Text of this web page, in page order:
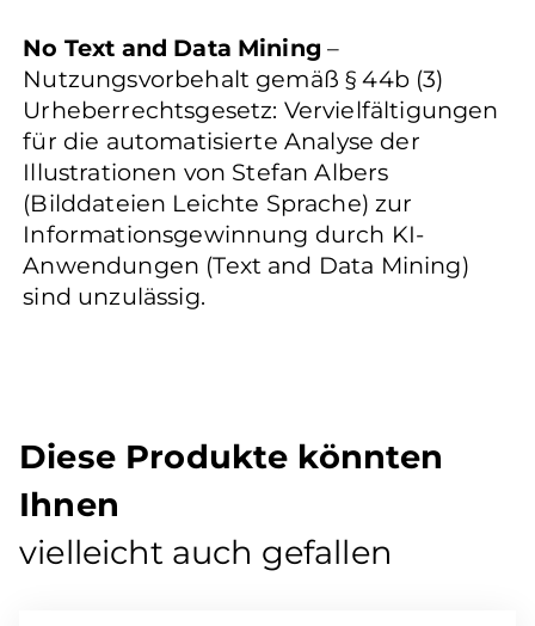
No Text and Data Mining –
Nutzungsvorbehalt gemäß § 44b (3)
Urheberrechtsgesetz: Vervielfältigungen
für die automatisierte Analyse der
Illustrationen von Stefan Albers
(Bilddateien Leichte Sprache) zur
Informationsgewinnung durch KI-
Anwendungen (Text and Data Mining)
sind unzulässig.
Diese Produkte könnten
Ihnen
vielleicht auch gefallen